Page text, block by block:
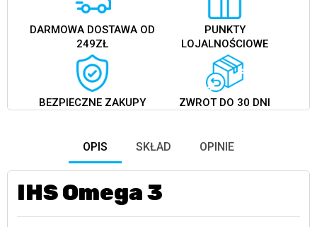
DARMOWA DOSTAWA OD
249ZŁ
PUNKTY
LOJALNOŚCIOWE
BEZPIECZNE ZAKUPY ZWROT DO 30 DNI
OPIS SKŁAD OPINIE
IHS Omega 3